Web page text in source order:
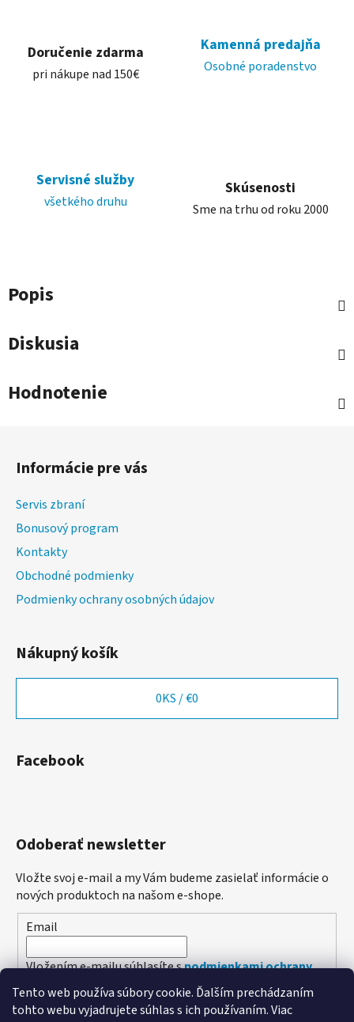
Tento web používa súbory cookie. Ďalším prechádzaním
tohto webu vyjadrujete súhlas s ich používaním. Viac
Doručenie zdarma
pri nákupe nad 150€
Kamenná predajňa
Osobné poradenstvo
Servisné služby
všetkého druhu
Skúsenosti
Sme na trhu od roku 2000
Popis
Diskusia
Hodnotenie
Informácie pre vás
Servis zbraní
Bonusový program
Kontakty
Obchodné podmienky
Podmienky ochrany osobných údajov
Nákupný košík
0KS /€0
Facebook
Odoberať newsletter
Vložte svoj e-mail a my Vám budeme zasielať informácie o
nových produktoch na našom e-shope.
Email
Vložením e-mailu súhlasíte spodmienkami ochrany
osobných údajov